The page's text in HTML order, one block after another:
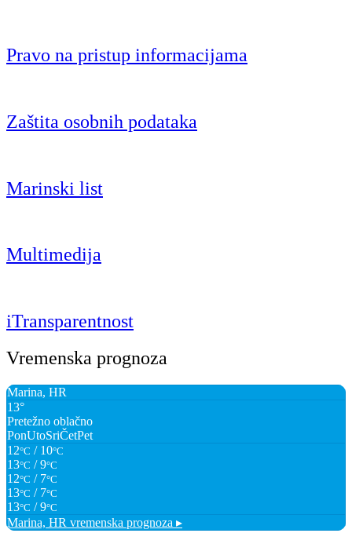
Pravo na pristup informacijama
Zaštita osobnih podataka
Marinski list
Multimedija
iTransparentnost
Vremenska prognoza
Marina, HR
13°
Pretežno oblačno
PonUtoSriČetPet
12°C / 10°C
13°C / 9°C
12°C / 7°C
13°C / 7°C
13°C / 9°C
Marina, HR vremenska prognoza ▸